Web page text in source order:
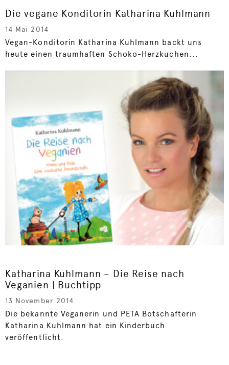
Die vegane Konditorin Katharina Kuhlmann
14 Mai 2014
Vegan-Konditorin Katharina Kuhlmann backt uns
heute einen traumhaften Schoko-Herzkuchen...
Katharina Kuhlmann – Die Reise nach
Veganien | Buchtipp
13 November 2014
Die bekannte Veganerin und PETA Botschafterin
Katharina Kuhlmann hat ein Kinderbuch
veröffentlicht.